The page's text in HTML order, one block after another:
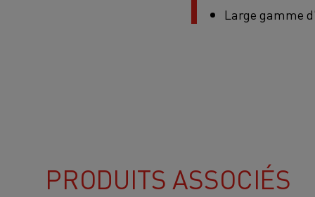
Large gamme
PRODUITS ASSOCIÉS